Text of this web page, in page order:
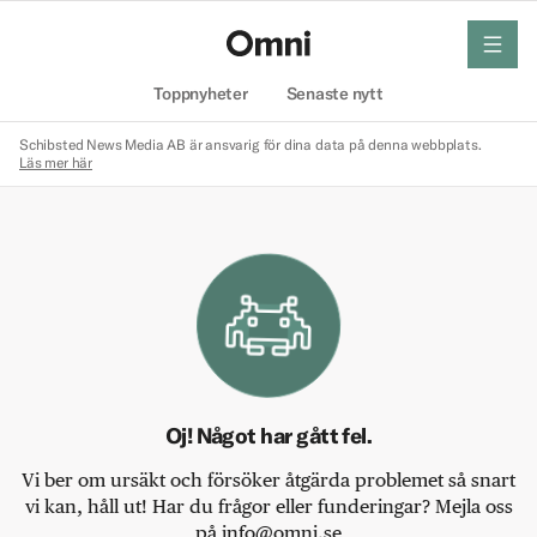
Toppnyheter Senaste nytt
meny
Schibsted News Media AB är ansvarig för dina data på denna webbplats.
Läs mer här
Oj! Något har gått fel.
Vi ber om ursäkt och försöker åtgärda problemet så snart
vi kan, håll ut! Har du frågor eller funderingar? Mejla oss